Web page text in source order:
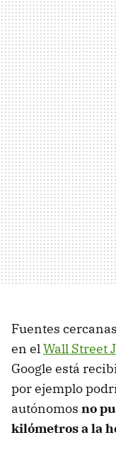
Fuentes
en elWall Street
Google está
por ejemplo
autónomos no
kilómetros a la